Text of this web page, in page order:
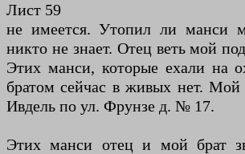
Лист 59
не имеется. Утопил ли манси
никто не знает. Отец веть мой
Этих манси, которые ехали на
братом сейчас в живых нет. Мой
Ивдель по ул. Фрунзе д. № 17.
Этих манси отец и мой брат